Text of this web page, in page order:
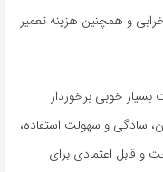
و همچنین هزینه تعمیر
خوبی برخوردار
سادگی و سهولت استفاده،
و قابل اعتمادی برای